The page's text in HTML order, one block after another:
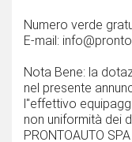
Numero verde
E-mail:
Nota Bene: la
nel presente
l''effettivo
non uniformità dei
PRONTOAUTO